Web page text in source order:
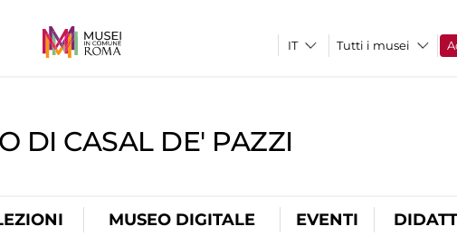
Tutti i musei
DI CASAL DE' PAZZI
MUSEO DIGITALE EVENTI